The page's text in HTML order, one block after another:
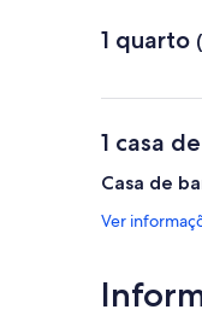
1 quarto
1 casa
Casa de
Ver